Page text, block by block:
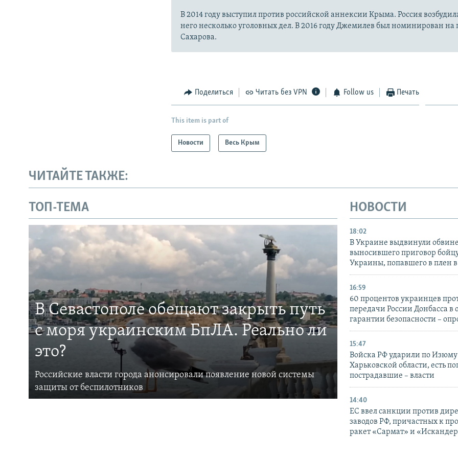
В 2014 году выступил против российской аннексии Крыма. Россия
него несколько уголовных дел. В 2016 году Джемилев был номинирован
Сахарова.
Поделиться Читать без VPN Follow us Печать
This item is part of
Новости Весь Крым
ЧИТАЙТЕ ТАКЖЕ:
ТОП-ТЕМА
В Севастополе обещают закрыть путь
с моря украинским БпЛА. Реально ли
это?
Российские власти города анонсировали появление новой системы
защиты от беспилотников
НОВОСТИ
18:02
В Украине выдвинули
выносившего приговор
Украины, попавшего в плен
16:59
60 процентов украинцев
передачи России Донбасса в
гарантии безопасности –
15:47
Войска РФ ударили по Изюму
Харьковской области, есть
пострадавшие – власти
14:40
ЕС ввел санкции против
заводов РФ, причастных к
ракет «Сармат» и